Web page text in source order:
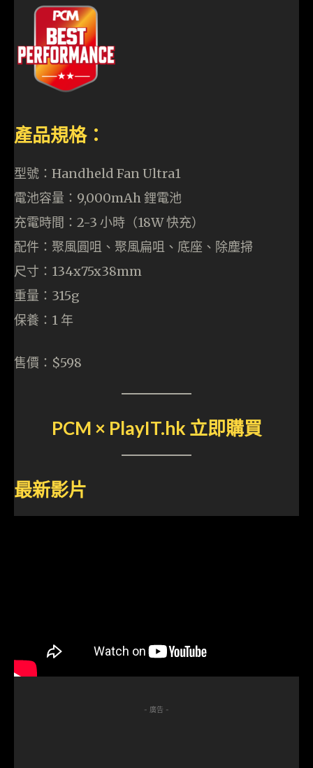
產品規格：
型號：Handheld Fan Ultra1
電池容量：9,000mAh 鋰電池
充電時間：2-3 小時（18W 快充）
配件：聚風圓咀、聚風扁咀、底座、除塵掃
尺寸：134x75x38mm
重量：315g
保養：1 年
售價：$598
PCM × PlayIT.hk 立即購買
最新影片
- 廣告 -